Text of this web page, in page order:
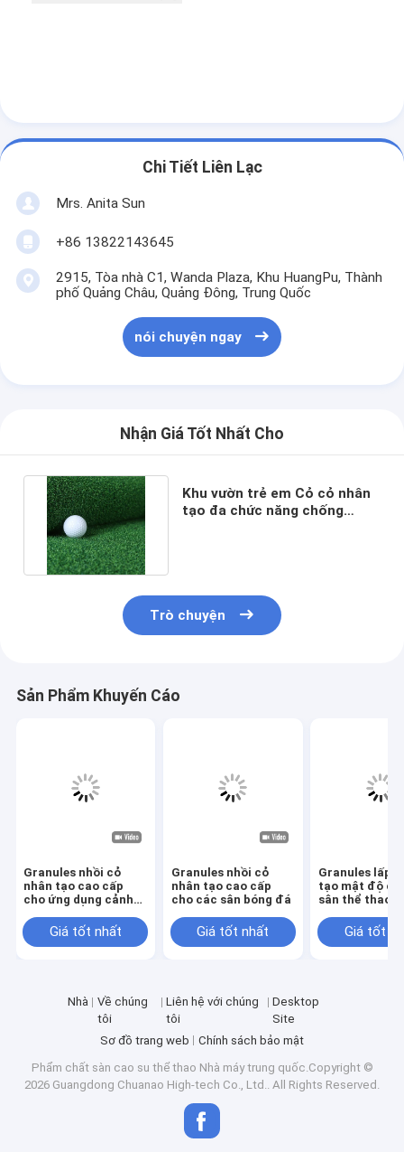
Trang chủ
Các sản phẩm
Kiểm soát chất lượng
Liên hệ chúng tôi
Tin tức
nói chuyện ngay
sàn cao su thể thao
Sàn cao su thương mại
Đường lát cao su nối nhau
cỏ nhân tạo
hạt cao su SBR
Cỏ nghệ thuật
Cài đặt đường đua
Chi Tiết Liên Lạc
Mrs. Anita Sun
+86 13822143645
2915, Tòa nhà C1, Wanda Plaza, Khu HuangPu, Thành
phố Quảng Châu, Quảng Đông, Trung Quốc
nói chuyện ngay
Nhận Giá Tốt Nhất Cho
Khu vườn trẻ em Cỏ cỏ nhân
tạo đa chức năng chống
Trò chuyện
Sản Phẩm Khuyến Cáo
Granules nhồi cỏ
nhân tạo cao cấp
cho ứng dụng cảnh
bóng đáGiá tốt nhất
Granules nhồi cỏ
nhân tạo cao cấp
cho các sân bóng đá
Giá tốt nhất
Granules lấp
tạo mật độ
sân thể thao
sở giải trí
trường bóng
Giá tốt
Nhà
Về chúng
tôi
Liên hệ với chúng
tôi
Desktop
Site
Sơ đồ trang web
Chính sách bảo mật
Phẩm chất sàn cao su thể thao Nhà máy trung quốc.Copyright ©
2026 Guangdong Chuanao High-tech Co., Ltd.. All Rights Reserved.